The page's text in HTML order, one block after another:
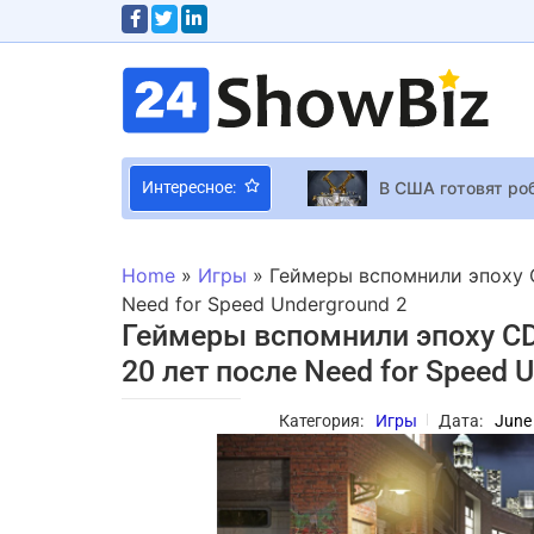
Интересное:
В США готовят
В сеть утекла
Notion закроет
Мэттью Перри
В Moody’s
Исследователям
5 лучших сцен
Кто стал
Home » Игры » Геймеры вспомнили эпоху
Need for Speed Underground 2
Геймеры вспомнили эпоху
20 лет после Need for Speed
Категория: Игры Дата: June